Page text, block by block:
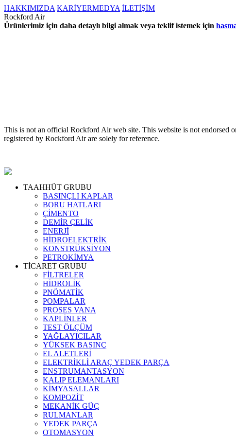
HAKKIMIZDA KARİYERMEDYA İLETİŞİM
Rockford Air
Ürünlerimiz için daha detaylı bilgi almak veya teklif istemek için
This is not an official Rockford Air web site. This website is not
registered by Rockford Air are solely for reference.
TAAHHÜT GRUBU
BASINÇLI KAPLAR
BORU HATLARI
ÇİMENTO
DEMİR ÇELİK
ENERJİ
HİDROELEKTRİK
KONSTRÜKSİYON
PETROKİMYA
TİCARET GRUBU
FİLTRELER
HİDROLİK
PNÖMATİK
POMPALAR
PROSES VANA
KAPLİNLER
TEST ÖLÇÜM
YAĞLAYICILAR
YÜKSEK BASINÇ
EL ALETLERİ
ELEKTRİKLİ ARAÇ YEDEK PARÇA
ENSTRUMANTASYON
KALIP ELEMANLARI
KİMYASALLAR
KOMPOZİT
MEKANİK GÜÇ
RULMANLAR
YEDEK PARÇA
OTOMASYON